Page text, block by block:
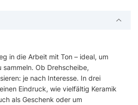
in die Arbeit mit Ton – ideal, um
Ob Drehscheibe,
je nach Interesse. In drei
Eindruck, wie vielfältig Keramik
als Geschenk oder um